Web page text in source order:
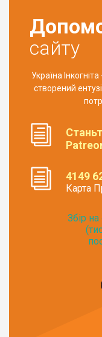
сайту
Україна
створений
4149
Карта
Збір